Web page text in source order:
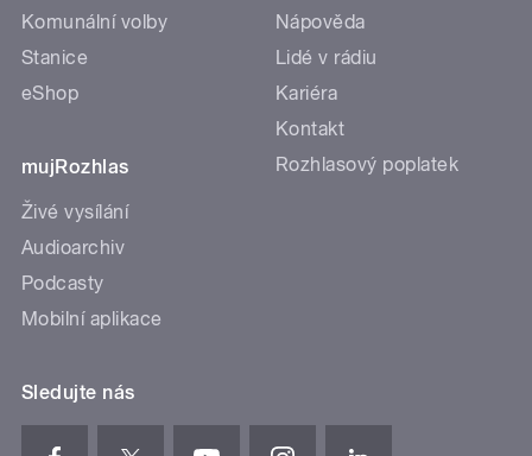
Komunální volby
Stanice
eShop
mujRozhlas
Živé vysílání
Audioarchiv
Podcasty
Mobilní aplikace
Nápověda
Lidé v rádiu
Kariéra
Kontakt
Rozhlasový poplatek
Sledujte nás